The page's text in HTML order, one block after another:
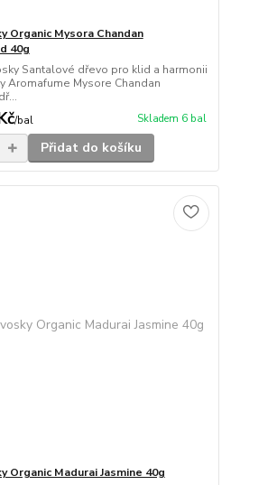
Organic Mysora Chandan
40g
Santalové dřevo pro klid a harmonii
Aromafume Mysore Chandan
/bal Skladem 6 bal
Přidat do košíku
Organic Madurai Jasmine 40g